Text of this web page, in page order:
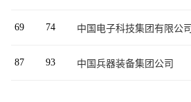
69 74 中国电子科技集团有限公司
87 93 中国兵器装备集团公司